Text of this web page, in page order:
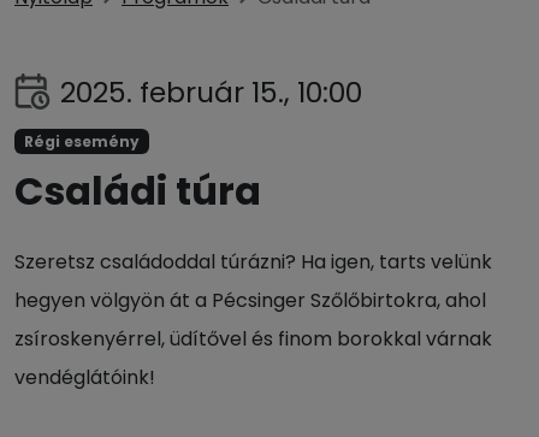
2025. február 15., 10:00
Régi esemény
Családi túra
Szeretsz családoddal túrázni? Ha igen, tarts velünk
hegyen völgyön át a Pécsinger Szőlőbirtokra, ahol
zsíroskenyérrel, üdítővel és finom borokkal várnak
vendéglátóink!